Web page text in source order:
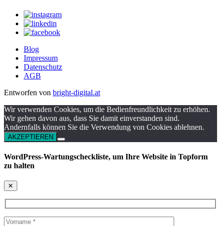
Blog
Impressum
Datenschutz
AGB
Entworfen von bright-digital.at
Wir verwenden Cookies, um die Bedienfreundlichkeit zu erhöhen.
Wir gehen davon aus, dass Sie damit einverstanden sind.
Andernfalls können Sie die Verwendung von Cookies ablehnen.
AKZEPTIEREN
WordPress-Wartungscheckliste, um Ihre Website in Topform
zu halten
✕